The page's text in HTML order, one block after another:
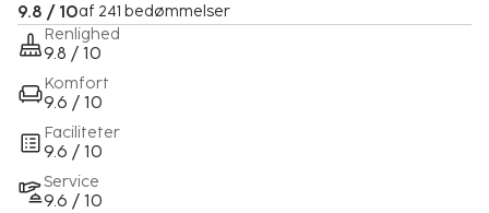
9.8 / 10af 241 bedømmelser
Renlighed
9.8 / 10
Komfort
9.6 / 10
Faciliteter
9.6 / 10
Service
9.6 / 10